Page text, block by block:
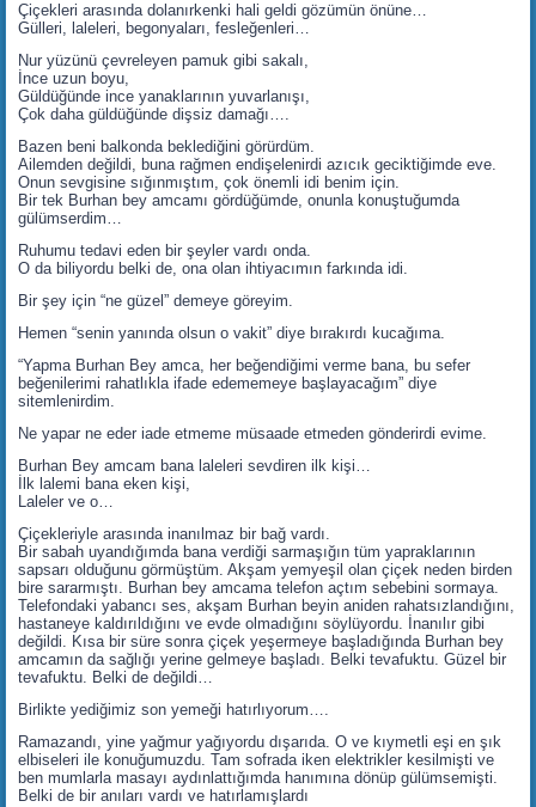
Çiçekleri arasında dolanırkenki hali geldi gözümün önüne…
Gülleri, laleleri, begonyaları, fesleğenleri…
Nur yüzünü çevreleyen pamuk gibi sakalı,
İnce uzun boyu,
Güldüğünde ince yanaklarının yuvarlanışı,
Çok daha güldüğünde dişsiz damağı….
Bazen beni balkonda beklediğini görürdüm.
Ailemden değildi, buna rağmen endişelenirdi azıcık geciktiğimde eve.
Onun sevgisine sığınmıştım, çok önemli idi benim için.
Bir tek Burhan bey amcamı gördüğümde, onunla konuştuğumda
gülümserdim…
Ruhumu tedavi eden bir şeyler vardı onda.
O da biliyordu belki de, ona olan ihtiyacımın farkında idi.
Bir şey için “ne güzel” demeye göreyim.
Hemen “senin yanında olsun o vakit” diye bırakırdı kucağıma.
“Yapma Burhan Bey amca, her beğendiğimi verme bana, bu sefer
beğenilerimi rahatlıkla ifade edememeye başlayacağım” diye
sitemlenirdim.
Ne yapar ne eder iade etmeme müsaade etmeden gönderirdi evime.
Burhan Bey amcam bana laleleri sevdiren ilk kişi…
İlk lalemi bana eken kişi,
Laleler ve o…
Çiçekleriyle arasında inanılmaz bir bağ vardı.
Bir sabah uyandığımda bana verdiği sarmaşığın tüm yapraklarının
sapsarı olduğunu görmüştüm. Akşam yemyeşil olan çiçek neden birden
bire sararmıştı. Burhan bey amcama telefon açtım sebebini sormaya.
Telefondaki yabancı ses, akşam Burhan beyin aniden rahatsızlandığını,
hastaneye kaldırıldığını ve evde olmadığını söylüyordu. İnanılır gibi
değildi. Kısa bir süre sonra çiçek yeşermeye başladığında Burhan bey
amcamın da sağlığı yerine gelmeye başladı. Belki tevafuktu. Güzel bir
tevafuktu. Belki de değildi…
Birlikte yediğimiz son yemeği hatırlıyorum….
Ramazandı, yine yağmur yağıyordu dışarıda. O ve kıymetli eşi en şık
elbiseleri ile konuğumuzdu. Tam sofrada iken elektrikler kesilmişti ve
ben mumlarla masayı aydınlattığımda hanımına dönüp gülümsemişti.
Belki de bir anıları vardı ve hatırlamışlardı